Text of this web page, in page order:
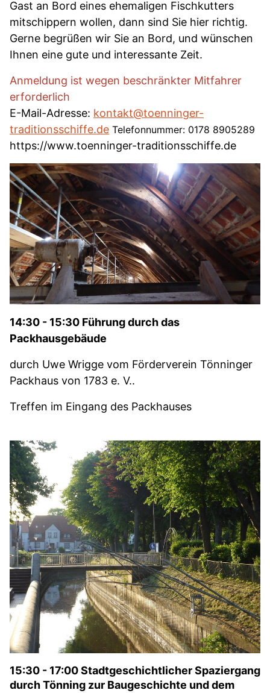
Gast an Bord eines ehemaligen Fischkutters
mitschippern wollen, dann sind Sie hier richtig.
Gerne begrüßen wir Sie an Bord, und wünschen
Ihnen eine gute und interessante Zeit.
Anmeldung ist wegen beschränkter Mitfahrer
erforderlich
E-Mail-Adresse: kontakt@toenninger-
traditionsschiffe.de Telefonnummer: 0178 8905289
https://www.toenninger-traditionsschiffe.de
14:30 - 15:30 Führung durch das
Packhausgebäude
durch Uwe Wrigge vom Förderverein Tönninger
Packhaus von 1783 e. V..
Treffen im Eingang des Packhauses
15:30 - 17:00 Stadtgeschichtlicher Spaziergang
durch Tönning zur Baugeschichte und dem